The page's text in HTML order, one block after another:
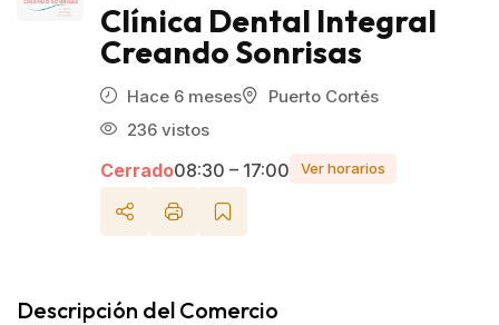
Clínica Dental Integral
Creando Sonrisas
Hace 6 meses
Puerto Cortés
236 vistos
Cerrado08:30 – 17:00 Ver horarios
Descripción del Comercio